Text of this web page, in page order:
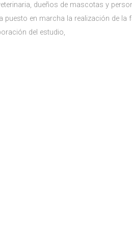
dueños de mascotas y
puesto en marcha la realización de
del estudio,